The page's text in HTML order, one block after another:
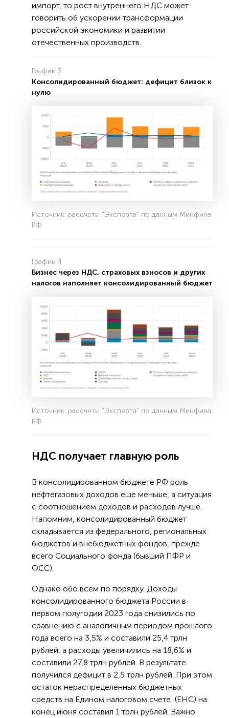
импорт, то рост внутреннего НДС может
говорить об ускорении трансформации
российской экономики и развитии
отечественных производств.
График 3
Консолидированный бюджет: дефицит близок к
нулю
Источник: рассчеты "Эксперта" по данным Минфина
РФ
График 4
Бизнес через НДС, страховых взносов и других
налогов наполняет консолидированный бюджет
Источник: рассчеты "Эксперта" по данным Минфина
РФ
НДС получает главную роль
В консолидированном бюджете РФ роль
нефтегазовых доходов еще меньше, а ситуация
с соотношением доходов и расходов лучше.
Напомним, консолидированный бюджет
складывается из федерального, региональных
бюджетов и внебюджетных фондов, прежде
всего Социального фонда (бывший ПФР и
ФСС).
Однако обо всем по порядку. Доходы
консолидированного бюджета России в
первом полугодии 2023 года снизились по
сравнению с аналогичным периодом прошлого
года всего на 3,5% и составили 25,4 трлн
рублей, а расходы увеличились на 18,6% и
составили 27,8 трлн рублей. В результате
получился дефицит в 2,5 трлн рублей. При этом
остаток нераспределенных бюджетных
средств на Едином налоговом счете (ЕНС) на
конец июня составил 1 трлн рублей. Важно